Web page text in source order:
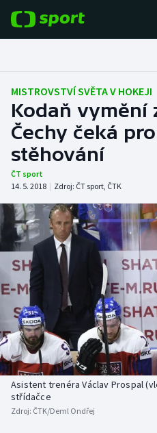
Fotbal
Hokej
Tenis
Atletika
Cyklistika
DALŠÍ SPORTY
Americký fotbal
Baseball a softbal
Basketbal
Biatlon
Boby a skeleton
NEPŘEHLÉDNĚTE
Soutěže
Historické návraty
Aplikace ČT sport
AZ kvíz
MISTROVSTVÍ SVĚTA V HOKEJI
Kodaň vymění
Čechy čeká
stěhování
ČT sport
14. 5. 2018 | Zdroj: ČT sport, ČTK
Asistent trenéra Václav Prospal
střídačce
Zdroj: ČTK/Deml Ondřej